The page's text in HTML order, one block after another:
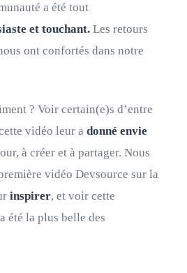
a été tout
et touchant. Les retours
ont confortés dans notre
? Voir certain(e)s d’entre
vidéo leur a donné envie
à créer et à partager. Nous
vidéo Devsource sur la
inspirer, et voir cette
été la plus belle des